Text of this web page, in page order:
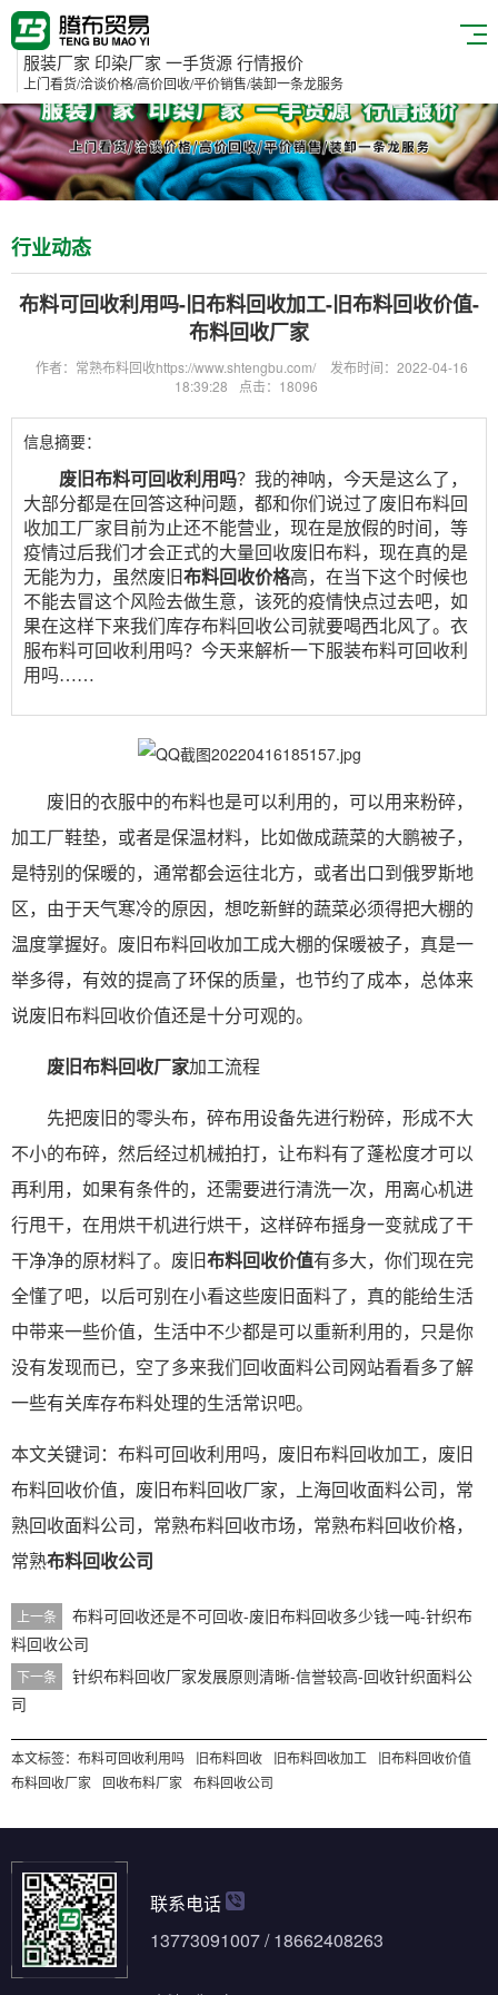
服装厂家 印染厂家 一手货源 行情报价
上门看货/洽谈价格/高价回收/平价销售/装卸一条龙服务
行业动态
布料可回收利用吗-旧布料回收加工-旧布料回收价值-
布料回收厂家
作者：常熟布料回收https://www.shtengbu.com/
发布时间：2022-04-16
18:39:28
点击：18096
信息摘要：
废旧布料可回收利用吗？我的神呐，今天是这么了，
大部分都是在回答这种问题，都和你们说过了废旧布料回
收加工厂家目前为止还不能营业，现在是放假的时间，等
疫情过后我们才会正式的大量回收废旧布料，现在真的是
无能为力，虽然废旧布料回收价格高，在当下这个时候也
不能去冒这个风险去做生意，该死的疫情快点过去吧，如
果在这样下来我们库存布料回收公司就要喝西北风了。衣
服布料可回收利用吗？今天来解析一下服装布料可回收利
用吗……
废旧的衣服中的布料也是可以利用的，可以用来粉碎，
加工厂鞋垫，或者是保温材料，比如做成蔬菜的大鹏被子，
是特别的保暖的，通常都会运往北方，或者出口到俄罗斯地
区，由于天气寒冷的原因，想吃新鲜的蔬菜必须得把大棚的
温度掌握好。废旧布料回收加工成大棚的保暖被子，真是一
举多得，有效的提高了环保的质量，也节约了成本，总体来
说废旧布料回收价值还是十分可观的。
废旧布料回收厂家加工流程
先把废旧的零头布，碎布用设备先进行粉碎，形成不大
不小的布碎，然后经过机械拍打，让布料有了蓬松度才可以
再利用，如果有条件的，还需要进行清洗一次，用离心机进
行甩干，在用烘干机进行烘干，这样碎布摇身一变就成了干
干净净的原材料了。废旧布料回收价值有多大，你们现在完
全懂了吧，以后可别在小看这些废旧面料了，真的能给生活
中带来一些价值，生活中不少都是可以重新利用的，只是你
没有发现而已，空了多来我们回收面料公司网站看看多了解
一些有关库存布料处理的生活常识吧。
本文关键词： 布料可回收利用吗，废旧布料回收加工，废旧
布料回收价值，废旧布料回收厂家，上海回收面料公司，常
熟回收面料公司，常熟布料回收市场，常熟布料回收价格，
常熟布料回收公司
上一条
布料可回收还是不可回收-废旧布料回收多少钱一吨-针织布
料回收公司
下一条
针织布料回收厂家发展原则清晰-信誉较高-回收针织面料公
司
本文标签： 布料可回收利用吗 旧布料回收 旧布料回收加工
旧布料回收价值
布料回收厂家
回收布料厂家 布料回收公司
联系电话
13773091007 / 18662408263